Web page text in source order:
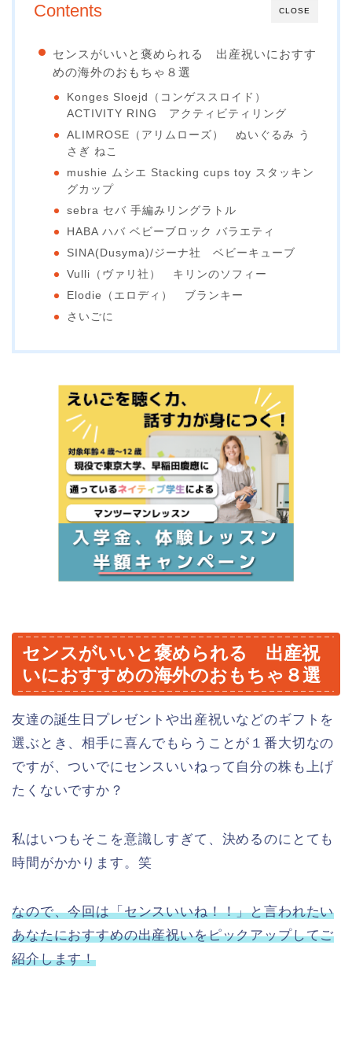
CLOSE
Contents
センスがいいと褒められる 出産祝いにおすす
めの海外のおもちゃ８選
Konges Sloejd（コンゲススロイド）
ACTIVITY RING アクティビティリング
ALIMROSE（アリムローズ） ぬいぐるみ う
さぎ ねこ
mushie ムシエ Stacking cups toy スタッキン
グカップ
sebra セバ 手編みリングラトル
HABA ハバ ベビーブロック バラエティ
SINA(Dusyma)/ジーナ社 ベビーキューブ
Vulli（ヴァリ社） キリンのソフィー
Elodie（エロディ） ブランキー
さいごに
センスがいいと褒められる 出産祝
いにおすすめの海外のおもちゃ８選
友達の誕生日プレゼントや出産祝いなどのギフトを
選ぶとき、相手に喜んでもらうことが１番大切なの
ですが、ついでにセンスいいねって自分の株も上げ
たくないですか？
私はいつもそこを意識しすぎて、決めるのにとても
時間がかかります。笑
なので、今回は「センスいいね！！」と言われたい
あなたにおすすめの出産祝いをピックアップしてご
紹介します！